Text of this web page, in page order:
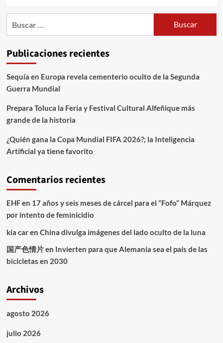
Publicaciones recientes
Sequía en Europa revela cementerio oculto de la Segunda
Guerra Mundial
Prepara Toluca la Feria y Festival Cultural Alfeñique más
grande de la historia
¿Quién gana la Copa Mundial FIFA 2026?; la Inteligencia
Artificial ya tiene favorito
Comentarios recientes
EHFen 17 años y seis meses de cárcel para el “Fofo” Márquez
por intento de feminicidio
kia caren China divulga imágenes del lado oculto de la luna
国产色情片en Invierten para que Alemania sea el país de las
bicicletas en 2030
Archivos
agosto 2026
julio 2026